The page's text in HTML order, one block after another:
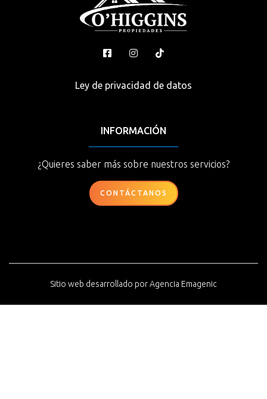
Ley de privacidad de datos
INFORMACIÓN
¿Quieres saber más sobre nuestros servicios?
CONTÁCTANOS
Sitio web desarrollado porAgencia Emagenic